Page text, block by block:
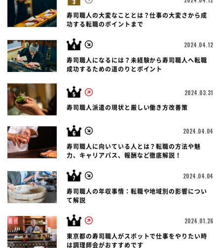
寿司職人の大変なこととは？仕事の大変さから成
功する転職のポイントまで
2024.04.12
寿司職人になるには？未経験から寿司職人へ転職
成功するための道のりとポイント
2024.03.31
寿司職人派遣の現状と厳しい働き方改善策
2024.04.04
寿司職人に向いている人とは？転職の方法や魅
力、キャリアパス、報酬など徹底解説！
2024.04.04
寿司職人の年収事情：転職や地域別の影響につい
て解説
2024.01.26
東京都の寿司職人がスポットで仕事をやりたい時
は調理師会がおすすめです